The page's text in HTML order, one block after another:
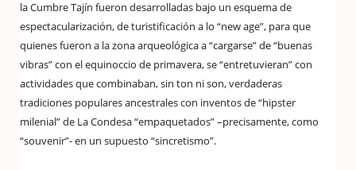
la Cumbre Tajín fueron desarrolladas bajo un esquema de
espectacularización, de turistificación a lo “new age”, para que
quienes fueron a la zona arqueológica a “cargarse” de “buenas
vibras” con el equinoccio de primavera, se “entretuvieran” con
actividades que combinaban, sin ton ni son, verdaderas
tradiciones populares ancestrales con inventos de “hipster
milenial” de La Condesa “empaquetados” –precisamente, como
“souvenir”- en un supuesto “sincretismo”.